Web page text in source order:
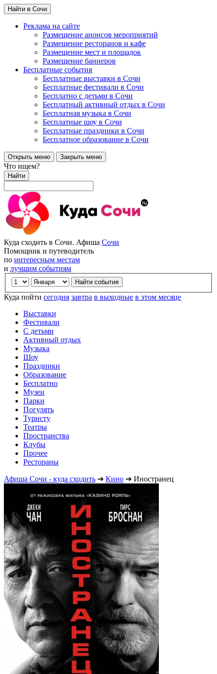
Найти в Сочи
Реклама на сайте
Размещение анонсов мероприятий
Размещение ресторанов и кафе
Размещение мест и площадок
Размещение баннеров
Бесплатные события
Бесплатные выставки в Сочи
Бесплатные фестивали в Сочи
Бесплатно с детьми в Сочи
Бесплатный активный отдых в Сочи
Бесплатная музыка в Сочи
Бесплатные шоу в Сочи
Бесплатные праздники в Сочи
Бесплатное образование в Сочи
Открыть меню Закрыть меню
Что ищем?
Найти
Куда сходить в Сочи. Афиша Сочи
Помощник и путеводитель
по интересным местам
и лучшим событиям
Куда пойти сегодня завтра в выходные в этом месяце
Выставки
Фестивали
С детьми
Активный отдых
Музыка
Шоу
Праздники
Образование
Бесплатно
Музеи
Парки
Погулять
Туристу
Театры
Пространства
Клубы
Прочее
Рестораны
Афиша Сочи - куда сходить ➔ Кино ➔ Иностранец